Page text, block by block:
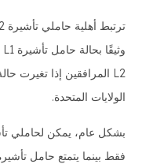
الولايات المتحدة.